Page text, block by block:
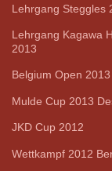
Lehrgang Steggles
Lehrgang Kagawa
2013
Belgium Open 2013
Mulde Cup 2013
JKD Cup 2012
Wettkampf 2012